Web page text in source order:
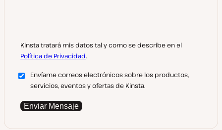
Kinsta tratará mis datos tal y como se describe en el
Política de Privacidad.
Envíame correos electrónicos sobre los productos,
servicios, eventos y ofertas de Kinsta.
Enviar Mensaje